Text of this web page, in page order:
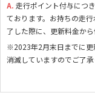
A. 走行ポイント付与につ
ております。お持ちの走
了した際に、更新料金か
※2023年2月末日までに更
消滅していますのでご了承